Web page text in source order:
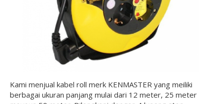
Kami menjual kabel roll merk KENMASTER yang meiliki
berbagai ukuran panjang mulai dari 12 meter, 25 meter